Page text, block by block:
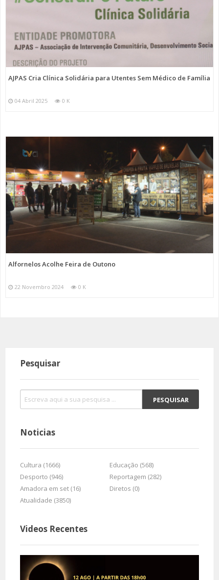
AJPAS Cria Clínica Solidária para Utentes Sem Médico de Família
04 Abril 2025 0 K
Alfornelos Acolhe Feira de Outono
22 Novembro 2024 0 K
Pesquisar
Noticias
Cultura (1666)
Educação (568)
Desporto (946)
Reportagem (282)
Amadora em set (16)
Diretos (0)
Atualidade (3850)
Videos Recentes